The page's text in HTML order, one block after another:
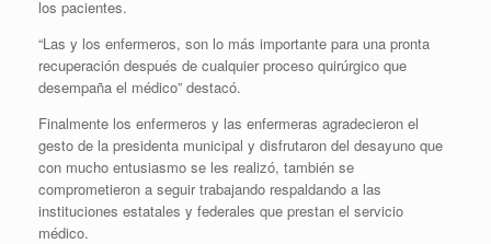
los pacientes.
“Las y los enfermeros, son lo más importante para una pronta
recuperación después de cualquier proceso quirúrgico que
desempaña el médico” destacó.
Finalmente los enfermeros y las enfermeras agradecieron el
gesto de la presidenta municipal y disfrutaron del desayuno que
con mucho entusiasmo se les realizó, también se
comprometieron a seguir trabajando respaldando a las
instituciones estatales y federales que prestan el servicio
médico.